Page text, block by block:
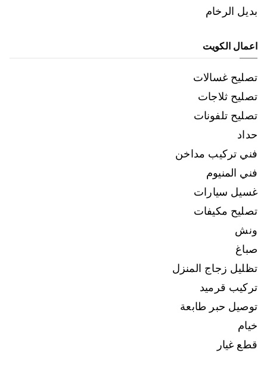
بديل الرخام
اعمال الكويت
تصليح غسالات
تصليح ثلاجات
تصليح تلفونات
حداد
فني تركيب مداخن
فني المنيوم
غسيل سيارات
تصليح مكيفات
ونش
صباغ
تظليل زجاج المنزل
تركيب قرميد
توصيل حبر طابعة
خيام
قطع غيار